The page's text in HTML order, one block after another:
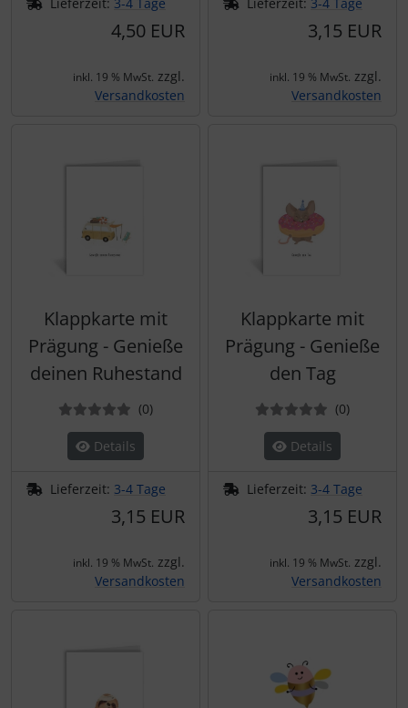
Lieferzeit: 3-4 Tage
4,50 EUR
inkl. 19 % MwSt. zzgl.
Versandkosten
Lieferzeit: 3-4 Tage
3,15 EUR
inkl. 19 % MwSt. zzgl.
Versandkosten
Klappkarte mit
Prägung - Genieße
deinen Ruhestand
(0Bewertungen
)
Details
Lieferzeit: 3-4 Tage
3,15 EUR
inkl. 19 % MwSt. zzgl.
Versandkosten
Klappkarte mit
Prägung - Genieße
den Tag
(0)
Details
Lieferzeit: 3-4 Tage
3,15 EUR
inkl. 19 % MwSt. zzgl.
Versandkosten